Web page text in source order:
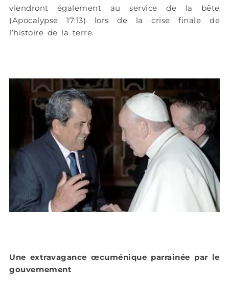
viendront également au service de la bête
(Apocalypse 17:13) lors de la crise finale de
l’histoire de la terre.
Une extravagance œcuménique parrainée par le
gouvernement